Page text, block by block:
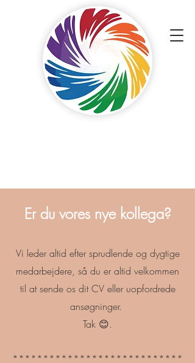
Malere med et professionelt præg.
Er du vores nye kollega?
Vi leder altid efter sprudlende og dygtige
medarbejdere, så du er altid velkommen
til at sende os dit CV eller uopfordrede
ansøgninger.
Tak 😊.
****************************